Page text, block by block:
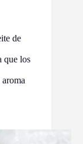
de
que los